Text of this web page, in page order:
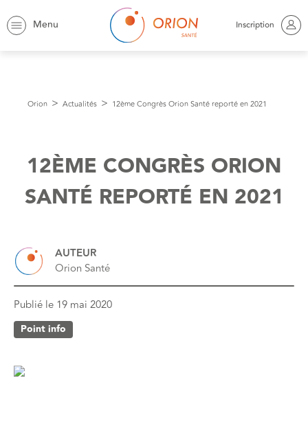
Menu Inscription
Orion Actualités 12ème Congrès Orion Santé reporté en 2021
12ÈME CONGRÈS ORION
SANTÉ REPORTÉ EN 2021
AUTEUR
Orion Santé
Publié le 19 mai 2020
Point info